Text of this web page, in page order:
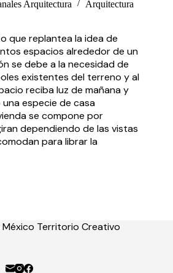
Arquitectura Arquitectura
que replantea la idea de
espacios alrededor de un
se debe a la necesidad de
existentes del terreno y al
reciba luz de mañana y
especie de casa
se compone por
dependiendo de las vistas
para librar la
Territorio Creativo